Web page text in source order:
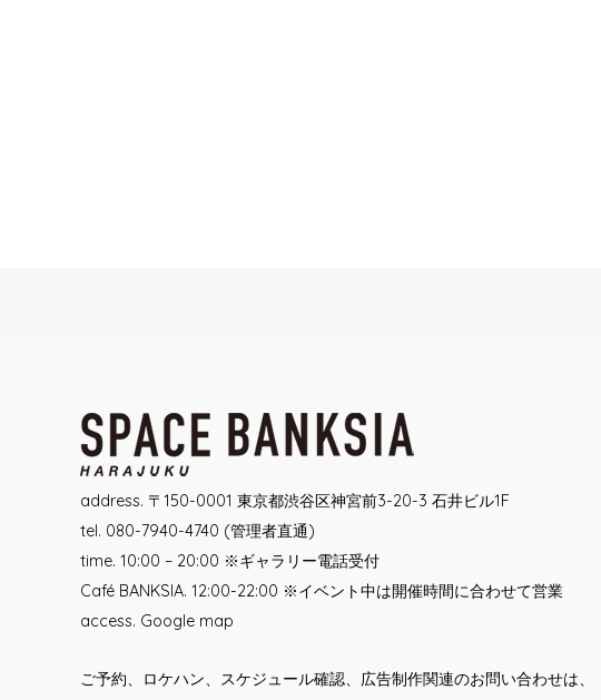
navigation
address. 〒150-0001 東京都渋谷区神宮前3-20-3 石井ビル1F
tel. 080-7940-4740 (管理者直通)
time. 10:00 – 20:00 ※ギャラリー電話受付
Café BANKSIA. 12:00-22:00 ※イベント中は開催時間に合わせて営業
access. Google map
ご予約、ロケハン、スケジュール確認、広告制作関連のお問い合わせは、